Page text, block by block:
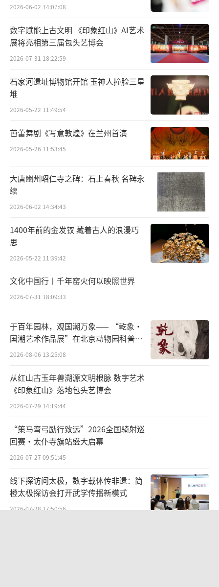
2026-06-02 14:07:08
数字赋能上古文明 《印象红山》AI艺术
展将亮相第三届包头艺博会
2026-07-31 18:22:59
石家河遗址博物馆开馆 玉神人撞脸三星
堆
2026-05-22 11:49:54
芭蕾舞剧《写意敦煌》在兰州首演
2026-05-26 11:53:45
大唐豳州昭仁寺之碑：石上春秋 名碑永
续
2026-06-02 14:34:43
1400年前的金发钗 藏着古人的浪漫巧
思
2026-05-22 11:39:42
文化中国行丨千年窑火何以映照世界
2026-07-31 18:09:33
于百年园林，观国潮万象—— “乾象·
国潮艺术作品展”在北京动物园科普馆
机动展厅开展
2026-08-06 13:25:08
从红山古玉年兽溯源文明根脉 数字艺术
《印象红山》落地包头艺博会
2026-07-29 14:19:44
“策马弯弓励行致远”2026全国骑射巡
回赛·太仆寺旗站盛大启幕
2026-07-27 09:51:45
线下探访问太极，数字载体传非遗：简
橙太极探访会打开武学传播新模式
2026-07-28 17:50:56